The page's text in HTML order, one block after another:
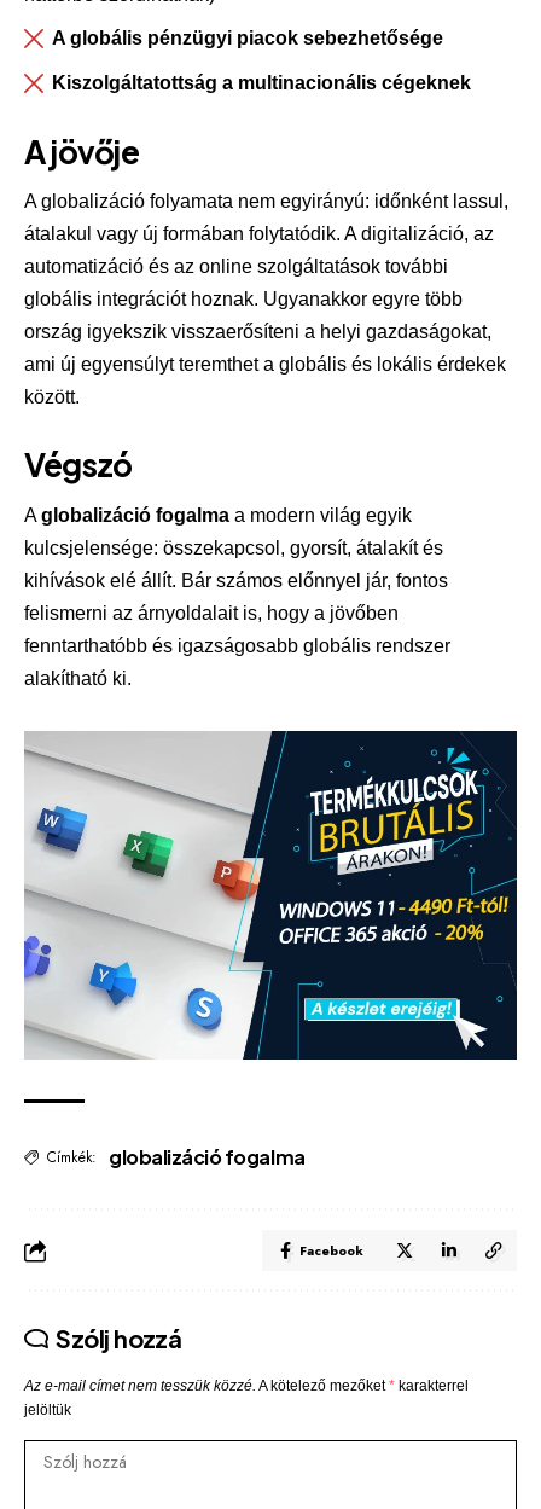
A globális pénzügyi piacok sebezhetősége
Kiszolgáltatottság a multinacionális cégeknek
A jövője
A globalizáció folyamata nem egyirányú: időnként lassul,
átalakul vagy új formában folytatódik. A digitalizáció, az
automatizáció és az online szolgáltatások további
globális integrációt hoznak. Ugyanakkor egyre több
ország igyekszik visszaerősíteni a helyi gazdaságokat,
ami új egyensúlyt teremthet a globális és lokális érdekek
között.
Végszó
Aglobalizáció fogalma a modern világ egyik
kulcsjelensége: összekapcsol, gyorsít, átalakít és
kihívások elé állít. Bár számos előnnyel jár, fontos
felismerni az árnyoldalait is, hogy a jövőben
fenntarthatóbb és igazságosabb globális rendszer
alakítható ki.
Címkék: globalizáció fogalma
Facebook
Szólj hozzá
Az e-mail címet nem tesszük közzé. A kötelező mezőket* karakterrel
jelöltük